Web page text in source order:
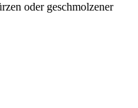
oder geschmolzener